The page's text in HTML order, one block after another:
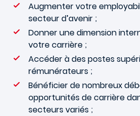
Augmenter votre
secteur d’avenir ;
Donner une dimension
votre carrière ;
Accéder à des postes
rémunérateurs ;
Bénéficier de nombreux
opportunités de carrière
secteurs variés ;